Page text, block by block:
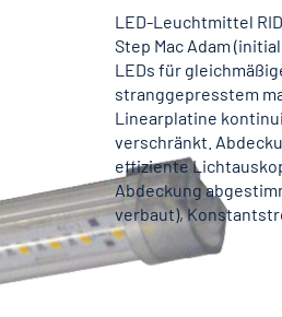
LED-Leuchtmittel
Step Mac Adam
LEDs für
stranggepresstem
Linearplatine
verschränkt.
effiziente
Abdeckung
verbaut),